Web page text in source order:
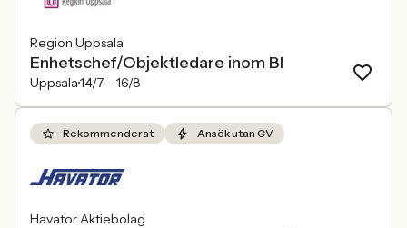
Region Uppsala
Enhetschef/Objektledare inom BI
Uppsala14/7 – 16/8
Rekommenderat Ansök utan CV
Havator Aktiebolag